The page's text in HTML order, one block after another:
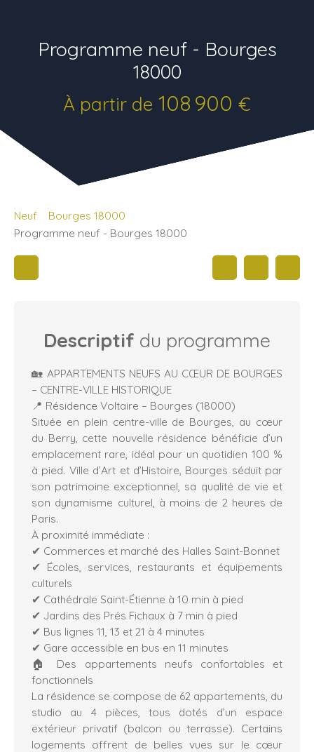
Programme neuf - Bourges
18000
À partir de 108 900 €
Neuf
Bourges 18000
Programme neuf - Bourges 18000
Descriptif du programme
🏡 APPARTEMENTS NEUFS AU CŒUR DE BOURGES
– CENTRE-VILLE HISTORIQUE
📍 Résidence Voltaire – Bourges (18000)
Située en plein centre-ville de Bourges, au cœur
du Berry, cette nouvelle résidence bénéficie d’un
emplacement rare, idéal pour un quotidien 100 %
à pied. Ville d’Art et d’Histoire, Bourges séduit par
son patrimoine exceptionnel, sa qualité de vie et
son dynamisme culturel, à moins de 2 heures de
Paris.
À proximité immédiate :
✔ Commerces et marché des Halles Saint-Bonnet
✔ Écoles, services, restaurants et équipements
culturels
✔ Cathédrale Saint-Étienne à 10 min à pied
✔ Jardins des Prés Fichaux à 7 min à pied
✔ Bus lignes 11, 13 et 21 à 4 minutes
✔ Gare accessible en bus en 11 minutes
🏠 Des appartements neufs confortables et
fonctionnels
La résidence se compose de 62 appartements, du
studio au 4 pièces, tous dotés d’un espace
extérieur privatif (balcon ou terrasse). Certains
logements offrent de belles vues sur le cœur